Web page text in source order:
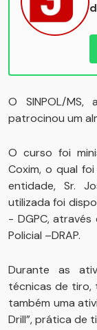
O SINPOL/
patrocinou um
O curso foi
Coxim, o qual
entidade, Sr.
utilizada foi
- DGPC,
Policial –DRAP.
Durante as
técnicas de tiro,
também uma
Drill”, prática de